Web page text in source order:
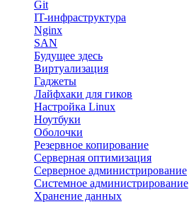
Git
IT-инфраструктура
Nginx
SAN
Будущее здесь
Виртуализация
Гаджеты
Лайфхаки для гиков
Настройка Linux
Ноутбуки
Оболочки
Резервное копирование
Серверная оптимизация
Серверное администрирование
Системное администрирование
Хранение данных